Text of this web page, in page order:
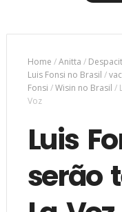
Home /Anitta /
Luis Fonsi no Brasil /
Fonsi /Wisin no Brasil /
Voz
Luis
serão